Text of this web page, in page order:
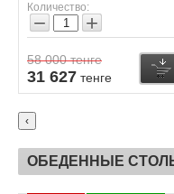
Количество:
− +
58 000тенге
31 627 тенге
Купить
‹
ОБЕДЕННЫЕ